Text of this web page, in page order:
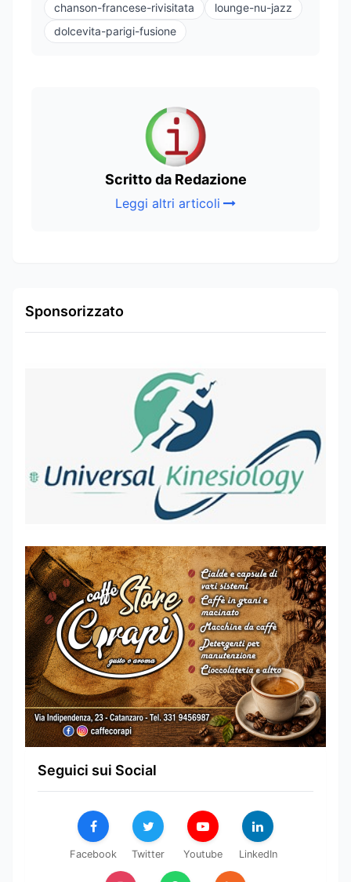
chanson-francese-rivisitata
lounge-nu-jazz
dolcevita-parigi-fusione
Scritto da Redazione
Leggi altri articoli
Sponsorizzato
Seguici sui Social
Facebook Twitter Youtube LinkedIn